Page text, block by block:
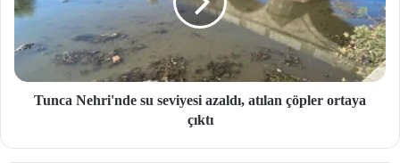
Tunca Nehri'nde su seviyesi azaldı, atılan çöpler ortaya
çıktı